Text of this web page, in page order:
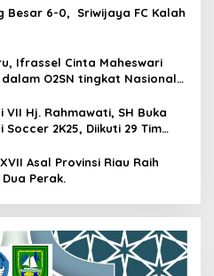
Besar 6-0, Sriwijaya FC Kalah
Ifrassel Cinta Maheswari
O2SN tingkat Nasional
VII Hj. Rahmawati, SH Buka
Soccer 2K25, Diikuti 29 Tim
Asal Provinsi Riau Raih
Perak.